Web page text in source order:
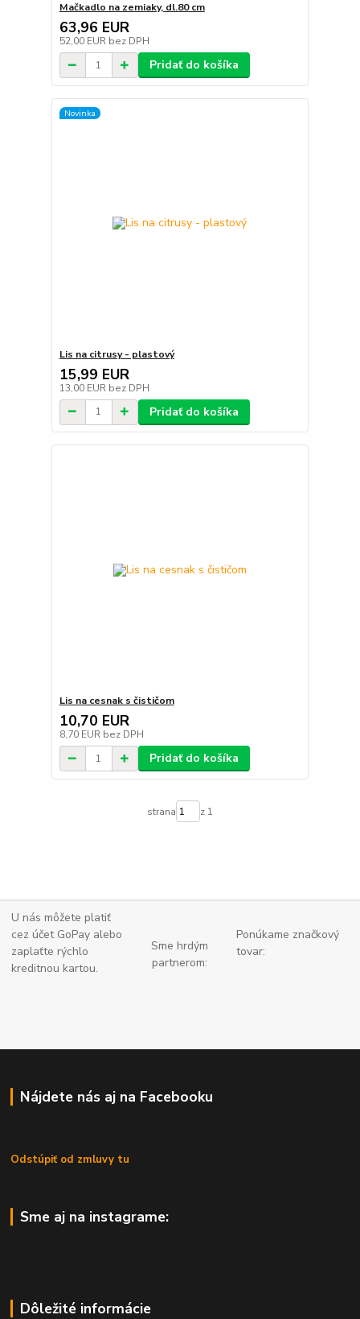
Mačkadlo na zemiaky, dl.80 cm
63,96 EUR
52,00 EUR bez DPH
Pridať do košíka
Novinka
Lis na citrusy - plastový
15,99 EUR
13,00 EUR bez DPH
Pridať do košíka
Lis na cesnak s čističom
10,70 EUR
8,70 EUR bez DPH
Pridať do košíka
strana z 1
U nás môžete platiť
cez účet GoPay alebo
zaplaťte rýchlo
kreditnou kartou.
Sme hrdým
partnerom:
Ponúkame značkový
tovar:
Nájdete nás aj na Facebooku
Odstúpiť od zmluvy tu
Sme aj na instagrame:
Dôležité informácie